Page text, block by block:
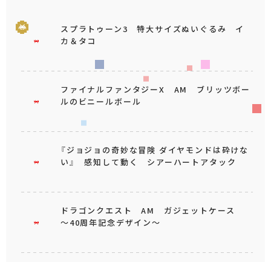
スプラトゥーン3 特大サイズぬいぐるみ イ
カ＆タコ
ファイナルファンタジーX AM ブリッツボー
ルのビニールボール
『ジョジョの奇妙な冒険 ダイヤモンドは砕けな
い』 感知して動く シアーハートアタック
ドラゴンクエスト AM ガジェットケース
～40周年記念デザイン～